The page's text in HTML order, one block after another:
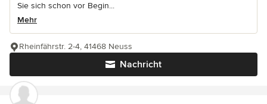
Sie sich schon vor Begin...
Mehr
Nachricht
Rheinfährstr. 2-4, 41468 Neuss